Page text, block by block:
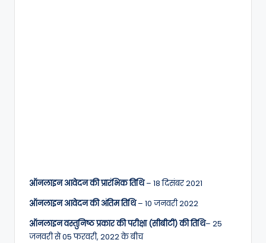
ऑनलाइन आवेदन की प्रारंभिक तिथि– 18 दिसंबर 2021
ऑनलाइन आवेदन की अंतिम तिथि– 10 जनवरी 2022
ऑनलाइन वस्तुनिष्ठ प्रकार की परीक्षा (सीबीटी) की तिथि– 25
जनवरी से 05 फरवरी, 2022 के बीच